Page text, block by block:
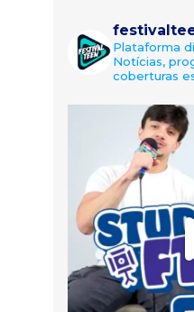
Plataforma
Notícias,
coberturas